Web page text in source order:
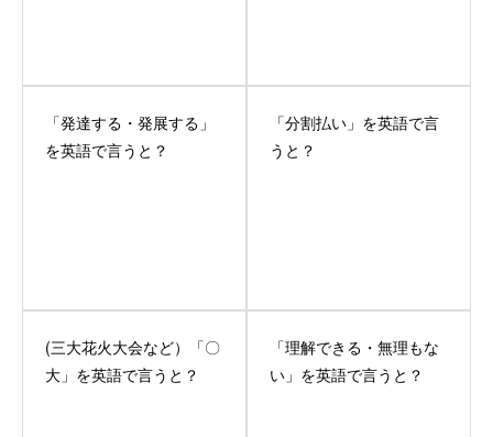
「発達する・発展する」
を英語で言うと？
「分割払い」を英語で言
うと？
(三大花火大会など）「〇
大」を英語で言うと？
「理解できる・無理もな
い」を英語で言うと？